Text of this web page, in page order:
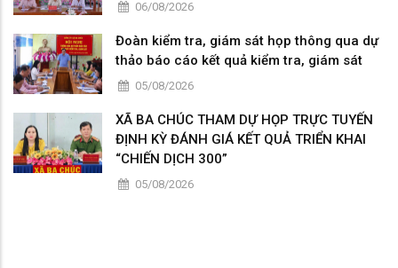
06/08/2026
Đoàn kiểm tra, giám sát họp thông qua dự
thảo báo cáo kết quả kiểm tra, giám sát
05/08/2026
XÃ BA CHÚC THAM DỰ HỌP TRỰC TUYẾN
ĐỊNH KỲ ĐÁNH GIÁ KẾT QUẢ TRIỂN KHAI
“CHIẾN DỊCH 300”
05/08/2026